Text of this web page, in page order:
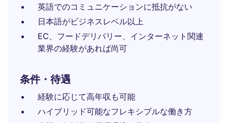
英語でのコミュニケーションに抵抗がない
日本語がビジネスレベル以上
EC、フードデリバリー、インターネット関連
業界の経験があれば尚可
条件・待遇
経験に応じて高年収も可能
ハイブリッド可能なフレキシブルな働き方